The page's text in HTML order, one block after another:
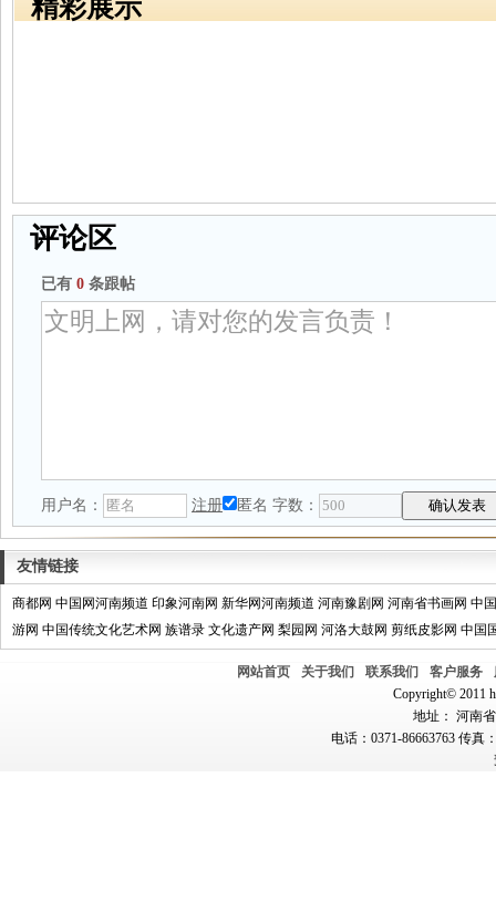
精彩展示
评论区
已有 0 条跟帖
用户名： 注册 匿名 字数：
友情链接
商都网 中国网河南频道 印象河南网 新华网河南频道 河南豫剧网 河南省书画网 中
游网 中国传统文化艺术网 族谱录 文化遗产网 梨园网 河洛大鼓网 剪纸皮影网 中国
网站首页 关于我们 联系我们 客户服务
Copyright© 2011
地址： 河南
电话：0371-86663763 传真